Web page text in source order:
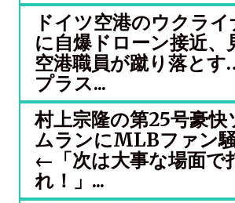
ドイツ空港のウクラ
に自爆ドローン接近、
空港職員が蹴り落と
プラス...
村上宗隆の第25号豪快
ムランにMLBファン騒
←「次は大事な場面で
れ！」...